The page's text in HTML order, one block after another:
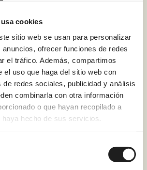
cookies
sitio web se usan para personalizar
ofrecer funciones de redes
el tráfico. Además, compartimos
el uso que haga del sitio web con
de redes sociales, publicidad y análisis
combinarla con otra información
o que hayan recopilado a
hecho de sus servicios.
evaluar y valorar, de forma
de las medidas
implantadas
la seguridad del
obstante lo anterior,
reconoces y aceptas que
seguridad de Internet no
que cualquier